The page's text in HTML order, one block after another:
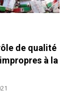
de qualité
à la